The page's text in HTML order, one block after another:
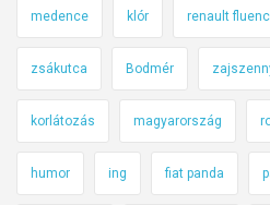
medence klór renault
zsákutca Bodmér
korlátozás magyarország
humor ing fiat panda